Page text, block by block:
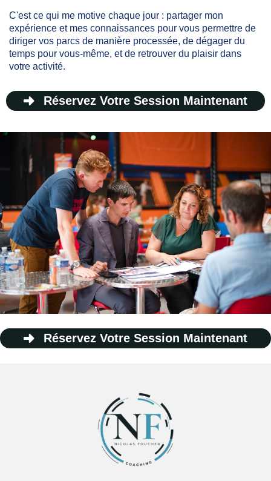
C'est ce qui me motive chaque jour : partager mon
expérience et mes connaissances pour vous permettre de
diriger vos parcs de manière processée, de dégager du
temps pour vous-même, et de retrouver du plaisir dans
votre activité.
Réservez Votre Session Maintenant
Réservez Votre Session Maintenant